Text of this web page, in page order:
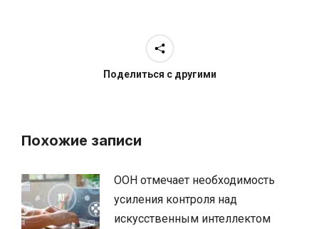
Поделиться с другими
Похожие записи
ООН отмечает необходимость
усиления контроля над
искусственным интеллектом